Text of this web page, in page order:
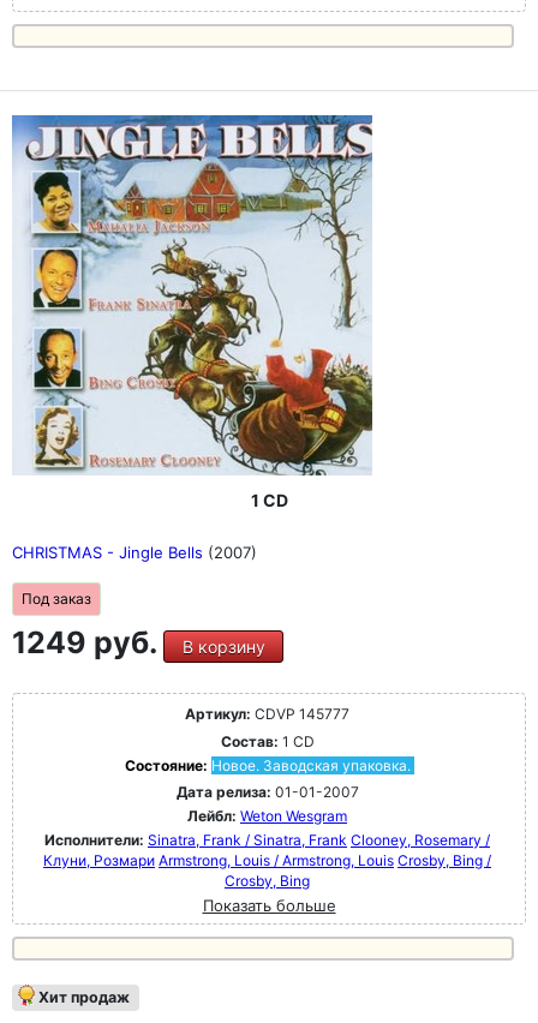
1 CD
CHRISTMAS - Jingle Bells (2007)
Под заказ
1249 руб. В корзину
Артикул: CDVP 145777
Состав: 1 CD
Состояние: Новое. Заводская упаковка.
Дата релиза: 01-01-2007
Лейбл: Weton Wesgram
Исполнители: Sinatra, Frank / Sinatra, Frank Clooney, Rosemary /
Клуни, Розмари Armstrong, Louis / Armstrong, Louis Crosby, Bing /
Crosby, Bing
Показать больше
Хит продаж